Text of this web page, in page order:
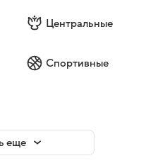
Центральные
Спортивные
еще